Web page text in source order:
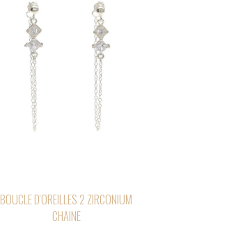
BOUCLE D'OREILLES 2 ZIRCONIUM
CHAINE